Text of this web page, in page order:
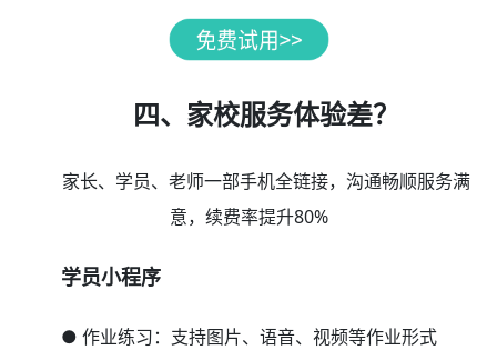
四、家校服务体验差？
家长、学员、老师一部手机全链接，沟通畅顺服务满
意，续费率提升80%
学员小程序
● 作业练习：支持图片、语音、视频等作业形式